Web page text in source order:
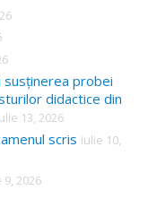
susținerea probei
didactice din
13, 2026
scris iulie 10,
9, 2026